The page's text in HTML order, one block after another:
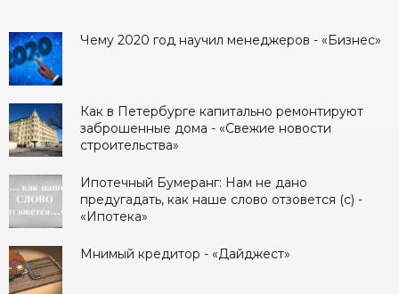
Чему 2020 год научил менеджеров - «Бизнес»
Как в Петербурге капитально ремонтируют
заброшенные дома - «Свежие новости
строительства»
Ипотечный Бумеранг: Нам не дано
предугадать, как наше слово отзовется (с) -
«Ипотека»
Мнимый кредитор - «Дайджест»